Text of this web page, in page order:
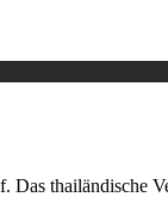
thailändische